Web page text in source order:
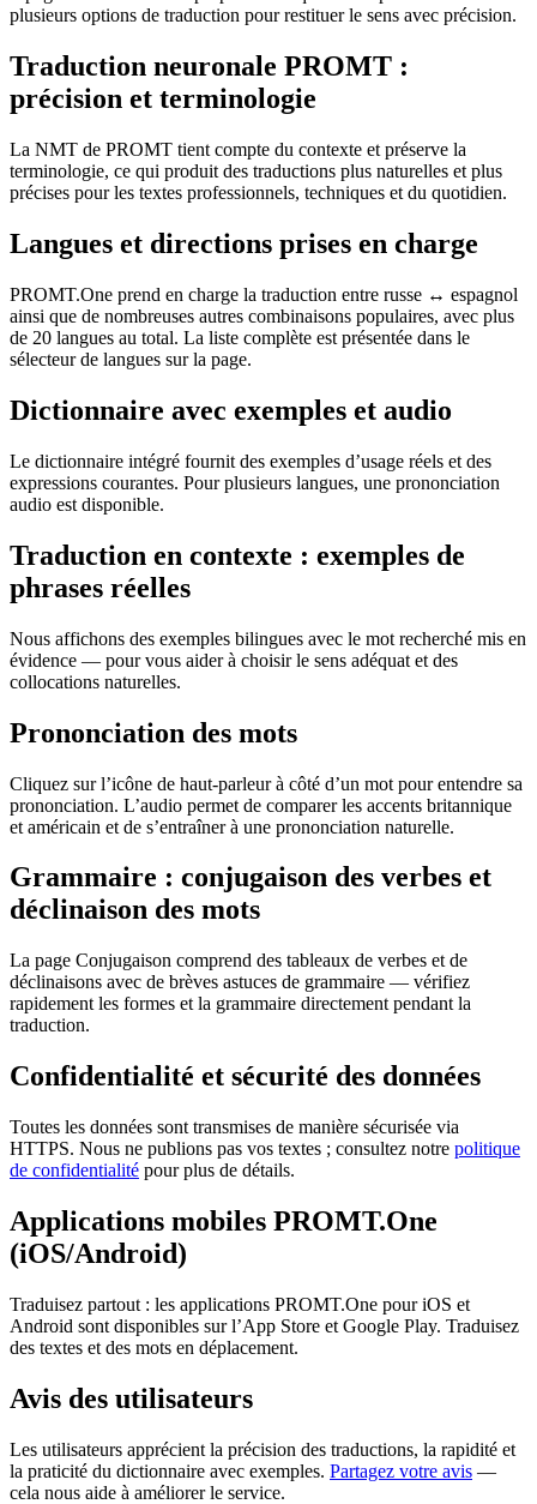
plusieurs options de traduction pour restituer le sens avec précision.
Traduction neuronale PROMT :
précision et terminologie
La NMT de PROMT tient compte du contexte et préserve la
terminologie, ce qui produit des traductions plus naturelles et plus
précises pour les textes professionnels, techniques et du quotidien.
Langues et directions prises en charge
PROMT.One prend en charge la traduction entre russe ↔ espagnol
ainsi que de nombreuses autres combinaisons populaires, avec plus
de 20 langues au total. La liste complète est présentée dans le
sélecteur de langues sur la page.
Dictionnaire avec exemples et audio
Le dictionnaire intégré fournit des exemples d’usage réels et des
expressions courantes. Pour plusieurs langues, une prononciation
audio est disponible.
Traduction en contexte : exemples de
phrases réelles
Nous affichons des exemples bilingues avec le mot recherché mis en
évidence — pour vous aider à choisir le sens adéquat et des
collocations naturelles.
Prononciation des mots
Cliquez sur l’icône de haut-parleur à côté d’un mot pour entendre sa
prononciation. L’audio permet de comparer les accents britannique
et américain et de s’entraîner à une prononciation naturelle.
Grammaire : conjugaison des verbes et
déclinaison des mots
La page Conjugaison comprend des tableaux de verbes et de
déclinaisons avec de brèves astuces de grammaire — vérifiez
rapidement les formes et la grammaire directement pendant la
traduction.
Confidentialité et sécurité des données
Toutes les données sont transmises de manière sécurisée via
HTTPS. Nous ne publions pas vos textes ; consultez notre politique
de confidentialité pour plus de détails.
Applications mobiles PROMT.One
(iOS/Android)
Traduisez partout : les applications PROMT.One pour iOS et
Android sont disponibles sur l’App Store et Google Play. Traduisez
des textes et des mots en déplacement.
Avis des utilisateurs
Les utilisateurs apprécient la précision des traductions, la rapidité et
la praticité du dictionnaire avec exemples. Partagez votre avis —
cela nous aide à améliorer le service.